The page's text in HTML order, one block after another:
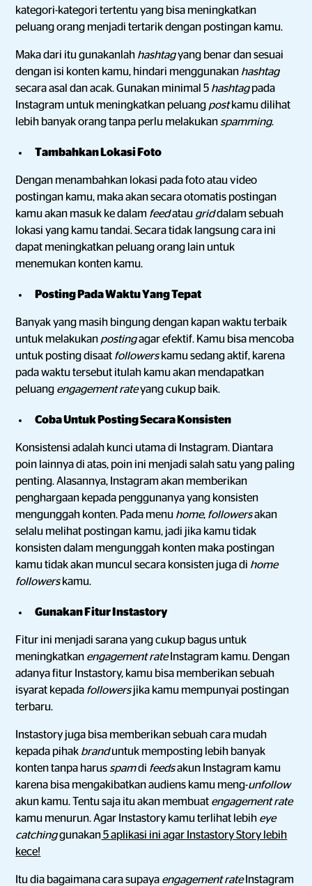
kategori-kategori tertentu yang bisa meningkatkan
peluang orang menjadi tertarik dengan postingan kamu.
Maka dari itu gunakanlah hashtagyang benar dan sesuai
dengan isi konten kamu, hindari menggunakan hashtag
secara asal dan acak. Gunakan minimal 5 hashtagpada
Instagram untuk meningkatkan peluang postkamu dilihat
lebih banyak orang tanpa perlu melakukan spamming.
Tambahkan Lokasi Foto
Dengan menambahkan lokasi pada foto atau video
postingan kamu, maka akan secara otomatis postingan
kamu akan masuk ke dalam feedatau griddalam sebuah
lokasi yang kamu tandai. Secara tidak langsung cara ini
dapat meningkatkan peluang orang lain untuk
menemukan konten kamu.
Posting Pada Waktu Yang Tepat
Banyak yang masih bingung dengan kapan waktu terbaik
untuk melakukan postingagar efektif. Kamu bisa mencoba
untuk posting disaat followerskamu sedang aktif, karena
pada waktu tersebut itulah kamu akan mendapatkan
peluang engagement rateyang cukup baik.
Coba Untuk Posting Secara Konsisten
Konsistensi adalah kunci utama di Instagram. Diantara
poin lainnya di atas, poin ini menjadi salah satu yang paling
penting. Alasannya, Instagram akan memberikan
penghargaan kepada penggunanya yang konsisten
mengunggah konten. Pada menu home, followersakan
selalu melihat postingan kamu, jadi jika kamu tidak
konsisten dalam mengunggah konten maka postingan
kamu tidak akan muncul secara konsisten juga di home
followerskamu.
Gunakan Fitur Instastory
Fitur ini menjadi sarana yang cukup bagus untuk
meningkatkan engagement rateInstagram kamu. Dengan
adanya fitur Instastory, kamu bisa memberikan sebuah
isyarat kepada followersjika kamu mempunyai postingan
terbaru.
Instastory juga bisa memberikan sebuah cara mudah
kepada pihak branduntuk memposting lebih banyak
konten tanpa harus spamdi feedsakun Instagram kamu
karena bisa mengakibatkan audiens kamu meng-unfollow
akun kamu. Tentu saja itu akan membuat engagement rate
kamu menurun. Agar Instastory kamu terlihat lebih eye
catchinggunakan5 aplikasi ini agar Instastory Story lebih
kece!
Itu dia bagaimana cara supaya engagement rateInstagram